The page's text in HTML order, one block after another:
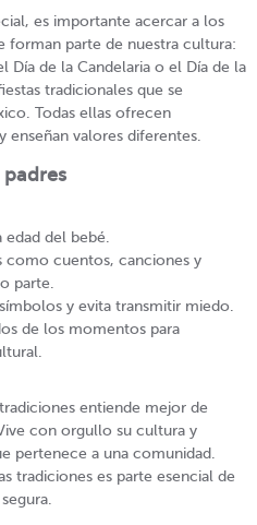
es importante acercar a los
forman parte de nuestra cultura:
Día de la Candelaria o el Día de la
tradicionales que se
Todas ellas ofrecen
enseñan valores diferentes.
del bebé.
como cuentos, canciones y
parte.
y evita transmitir miedo.
de los momentos para
entiende mejor de
con orgullo su cultura y
pertenece a una comunidad.
tradiciones es parte esencial de